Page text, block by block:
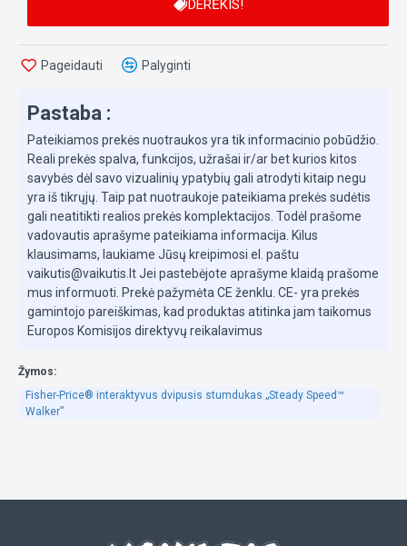
3 mokymosi pakopos: daugiau nei 100 dainų
garsų ir frazių, lavinančių vaikų raidžių
pažinimo ir skaičiavimo įgūdžius
prietaisų skydelis, valdymo vairas, ABC/123
spaudžiami mygtukai, 3 skirtingų formų
kaladėlės ir daug kitų
Vaikštukas lavina vaikų motorinius , aplinkos
suvokimo ir akademinius įgūdžius
DERĖKIS!
Pageidauti Palyginti
Pastaba :
Pateikiamos prekės nuotraukos yra tik informacinio pobūdžio.
Reali prekės spalva, funkcijos, užrašai ir/ar bet kurios kitos
savybės dėl savo vizualinių ypatybių gali atrodyti kitaip negu
yra iš tikrųjų. Taip pat nuotraukoje pateikiama prekės sudėtis
gali neatitikti realios prekės komplektacijos. Todėl prašome
vadovautis aprašyme pateikiama informacija. Kilus
klausimams, laukiame Jūsų kreipimosi el. paštu
vaikutis@vaikutis.lt Jei pastebėjote aprašyme klaidą prašome
mus informuoti. Prekė pažymėta CE ženklu. CE- yra prekės
gamintojo pareiškimas, kad produktas atitinka jam taikomus
Europos Komisijos direktyvų reikalavimus
Žymos:
Fisher-Price® interaktyvus dvipusis stumdukas „Steady Speed™
Walker”